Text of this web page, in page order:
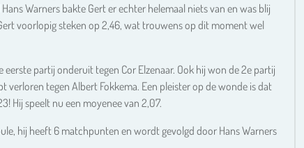
Warners bakte Gert er echter helemaal niets van en was blij
voorlopig steken op 2,46, wat trouwens op dit moment wel
partij onderuit tegen Cor Elzenaar. Ook hij won de 2e partij
verloren tegen Albert Fokkema. Een pleister op de wonde is dat
Hij speelt nu een moyenee van 2,07.
hij heeft 6 matchpunten en wordt gevolgd door Hans Warners